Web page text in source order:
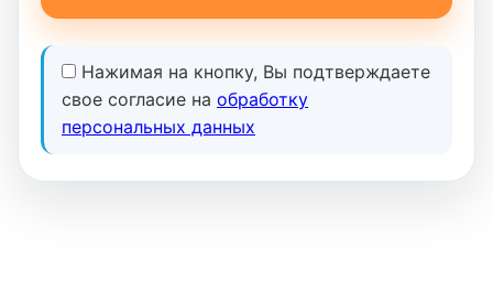
Нажимая на кнопку, Вы подтверждаете
свое согласие на обработку
персональных данных